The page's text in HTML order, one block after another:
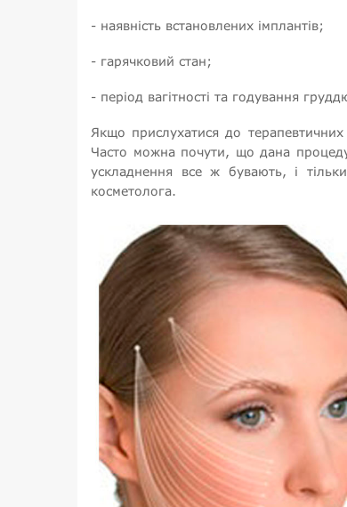
- наявність встановлених імплантів;
- гарячковий стан;
- період вагітності та годування
Якщо прислухатися до
Часто можна почути, що дана
ускладнення все ж бувають, і
косметолога.